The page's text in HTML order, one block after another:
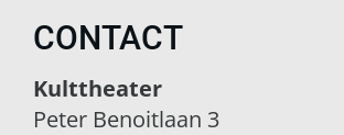
CONTACT
Kulttheater
Peter Benoitlaan 3